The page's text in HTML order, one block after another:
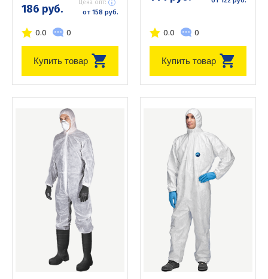
186 руб. Цена опт:
от 158 руб.
0.0 0
Купить товар
0.0 0
Купить товар